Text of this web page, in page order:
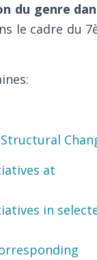
du genre
le cadre du
at
in